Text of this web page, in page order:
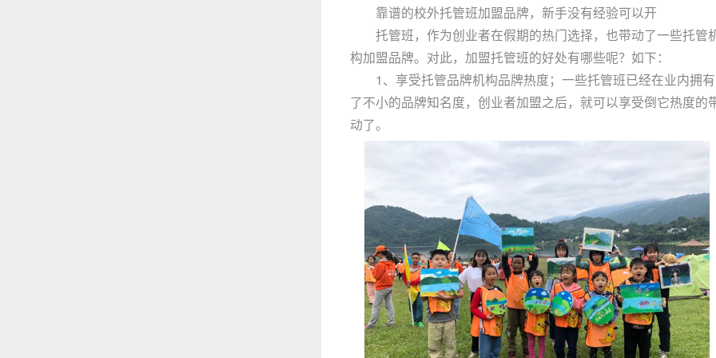
靠谱的校外托管班加盟品牌，新手没有经验可以开
托管班，作为创业者在假期的热门选择，也带动了一些托管
构加盟品牌。对此，加盟托管班的好处有哪些呢？如下：
1、享受托管品牌机构品牌热度；一些托管班已经在业内拥有
了不小的品牌知名度，创业者加盟之后，就可以享受倒它热度的
动了。